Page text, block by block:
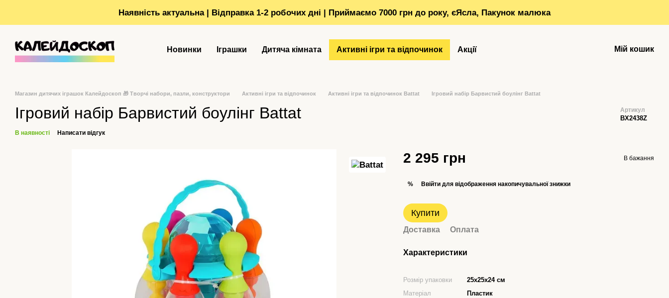
Наявність актуальна | Відправка 1-2 робочих дні | Приймаємо 7000 грн до року, єЯсла, Пакунок малюка
Новинки Іграшки Дитяча кімната Активні ігри та відпочинок Акції Мій кошик
Магазин дитячих іграшок Калейдоскоп 🎁 Творчі набори, пазли, конструктори Активні ігри та відпочинок Активні ігри та відпочинок Battat Ігровий набір Барвистий боулінг Battat
Ігровий набір Барвистий боулінг Battat Артикул
BX2438Z
В наявності Написати відгук
2 295 грн В бажання
% Ввійти для відображення накопичувальної знижки
Купити
Доставка Оплата
Характеристики
Розмір упаковки
25х25х24 см
Матеріал
Пластик